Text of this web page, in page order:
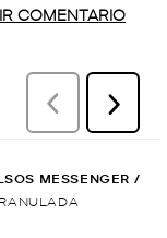
MESSENGER /